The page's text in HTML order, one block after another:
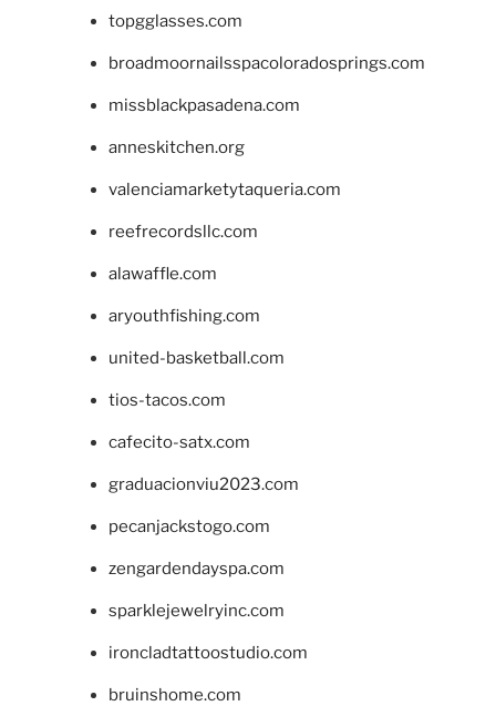
topgglasses.com
broadmoornailsspacoloradosprings.com
missblackpasadena.com
anneskitchen.org
valenciamarketytaqueria.com
reefrecordsllc.com
alawaffle.com
aryouthfishing.com
united-basketball.com
tios-tacos.com
cafecito-satx.com
graduacionviu2023.com
pecanjackstogo.com
zengardendayspa.com
sparklejewelryinc.com
ironcladtattoostudio.com
bruinshome.com